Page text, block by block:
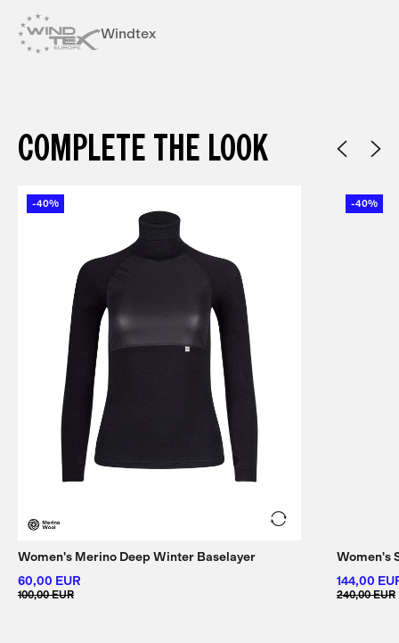
Windtex
COMPLETE THE LOOK
-40%
Women's Merino Deep Winter Baselayer
60,00 EUR
100,00 EUR
-40%
Women's
144,00
240,00 EUR